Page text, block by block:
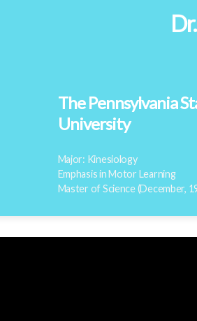
The Pennsylvania
University
Major: Kinesiology
Emphasis in Motor Learning
Master of Science (December,